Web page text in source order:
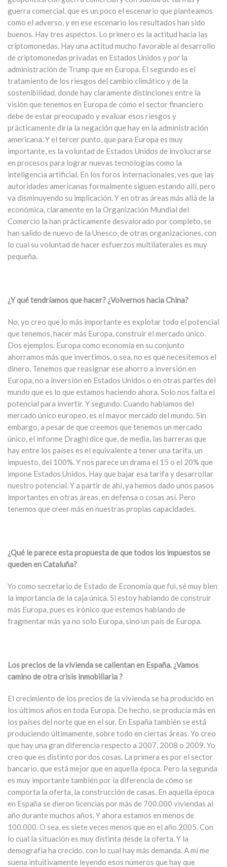
guerra comercial, que es un poco el escenario que planteamos
como el adverso, y en ese escenario los resultados han sido
buenos. Hay tres aspectos. Lo primero es la actitud hacia las
criptomonedas. Hay una actitud mucho favorable al desarrollo
de criptomonedas privadas en Estados Unidos y por la
administración de Trump que en Europa. El segundo es el
tratamiento de los riesgos del cambio climático y de la
sostenibilidad, donde hay claramente distinciones entre la
visión que tenemos en Europa de cómo el sector financiero
debe de estar preocupado y evaluar esos riesgos y
prácticamente diría la negación que hay en la administración
americana. Y el tercer punto, que para Europa es muy
importante, es la voluntad de Estados Unidos de involucrarse
en procesos para lograr nuevas tecnologías como la
inteligencia artificial. En los foros internacionales, ves que las
autoridades americanas formalmente siguen estando allí, pero
va disminuyendo su implicación. Y en otras áreas más allá de la
económica, claramente en la Organización Mundial del
Comercio la han prácticamente desvalorado por completo, se
han salido de nuevo de la Unesco, de otras organizaciones, con
lo cual su voluntad de hacer esfuerzos multilaterales es muy
pequeña.
¿Y qué tendríamos que hacer? ¿Volvernos hacia China?
No, yo creo que lo más importante es explotar todo el potencial
que tenemos, hacer más Europa, construir el mercado único.
Dos ejemplos. Europa como economía en su conjunto
ahorramos más que invertimos, o sea, no es que necesitemos el
dinero. Tenemos que reasignar ese ahorro a inversión en
Europa, no a inversión en Estados Unidos o en otras partes del
mundo que es lo que estamos haciendo ahora. Solo nos falta el
potencial para invertir. Y segundo. Cuando hablamos del
mercado único europeo, es el mayor mercado del mundo. Sin
embargo, a pesar de que creemos que tenemos un mercado
único, el informe Draghi dice que, de media, las barreras que
hay entre los países es el equivalente a tener una tarifa, un
impuesto, del 100%. Y nos parece un drama el 15 o el 20% que
impone Estados Unidos. Hay que bajar esa tarifa y desarrollar
nuestro potencial. Y a partir de ahí, ya hemos dado unos pasos
importantes en otras áreas, en defensa o cosas así. Pero
tenemos que creer más en nuestras propias capacidades.
¿Qué le parece esta propuesta de que todos los impuestos se
queden en Cataluña?
Yo como secretario de Estado de Economía que fui, sé muy bien
la importancia de la caja única. Si estoy hablando de construir
más Europa, pues es irónico que estemos hablando de
fragmentar más ya no solo Europa, sino un país de Europa.
Los precios de la vivienda se calientan en España. ¿Vamos
camino de otra crisis inmobiliaria ?
El crecimiento de los precios de la vivienda se ha producido en
los últimos años en toda Europa. De hecho, se producía más en
los países del norte que en el sur. En España también se está
produciendo últimamente, sobre todo en ciertas áreas. Yo creo
que hay una gran diferencia respecto a 2007, 2008 o 2009. Yo
creo que es distinto por dos cosas. La primera es por el sector
bancario, que está mejor que en aquella época. Pero la segunda
es muy importante también por la diferencia de cómo se
comporta la oferta, la construcción de casas. En aquella época
en España se dieron licencias por más de 700.000 viviendas al
año durante muchos años. Y ahora estamos en menos de
100.000. O sea, es siete veces menos que en el año 2005. Con
lo cual la situación es muy distinta desde la oferta. Y la
demografía ha crecido, con lo cual hay más demanda. A mí me
suena intuitivamente leyendo esos números que hay que